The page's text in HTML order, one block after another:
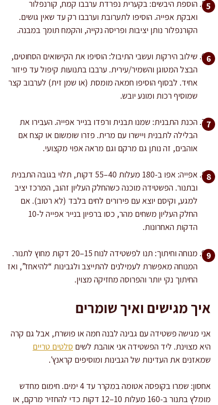
הוספת היבשים: בקערית נפרדת ערבבו קמח, קורנפלור
ואבקת אפייה. הוסיפו לתערובת וערבבו רק עד שאין גושים.
הקורנפלור נותן יציבות ופריסה נקייה, והקמח תומך במבנה.
שילוב הירקות ועשבי התיבול: הוסיפו את הקישואים הסחוטים,
הבצל המטוגן והשמיר/עירית. ערבבו בתנועות קיפול עד פיזור
אחיד. לבסוף הוסיפו חמאה מומסת (או שמן זית) לערבוב קצר
שמוסיף רכות ומונע יובש.
הכנת התבנית: שמנו תבנית ורפדו בנייר אפייה. העבירו את
הבלילה לתבנית ויישרו עם מרית. פזרו שומשום או קצח אם
אוהבים, זה נותן גם מרקם וגם מראה אפוי מקצועי.
אפייה: אפו ב-180 מעלות 40–55 דקות, תלוי בגובה התבנית
ובתנור. הפשטידה מוכנה כשהחלק העליון זהוב, המרכז יציב
למגע, וקיסם יוצא עם פירורים לחים בלבד (לא רטוב). אם
החלק העליון משחים מהר, כסו ברפיון בנייר אפייה ל-10
הדקות האחרונות.
מנוחה וחיתוך: תנו לפשטידה לנוח 15–20 דקות מחוץ לתנור.
המנוחה מאפשרת לעמילנים להתייצב ולגבינות “להיאחז”, ואז
החיתוך נקי יותר והפרוסה מחזיקה מצוין.
איך מגישים ואיך שומרים
אני מגישה פשטידה עם גבינה לבנה חמה או פושרת, אבל גם קרה
היא מצוינת. ליד הפשטידה אני אוהבת לשים סלטים טריים
שמאזנים את העדינות של הגבינות ומוסיפים קראנץ'.
אחסון: שמרו בקופסה אטומה במקרר עד 4 ימים. חימום מחדש
מומלץ בתנור ב-160 מעלות 10–12 דקות כדי להחזיר מרקם, או